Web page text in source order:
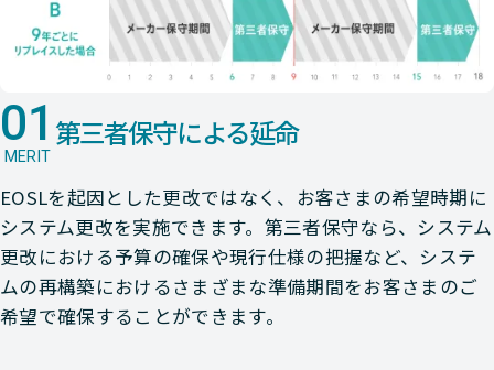
01
MERIT
第三者保守による延命
EOSLを起因とした更改ではなく、お客さまの希望時期に
システム更改を実施できます。第三者保守なら、システム
更改における予算の確保や現行仕様の把握など、システ
ムの再構築におけるさまざまな準備期間をお客さまのご
希望で確保することができます。